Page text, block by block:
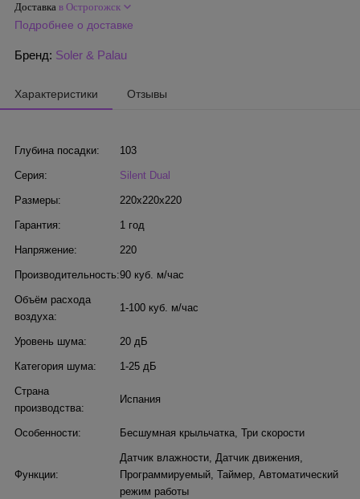
Доставка в Острогожск
Подробнее о доставке
Бренд: Soler & Palau
Характеристики Отзывы
Глубина посадки: 103
Серия: Silent Dual
Размеры: 220x220x220
Гарантия: 1 год
Напряжение: 220
Производительность:90 куб. м/час
Объём расхода
воздуха:
1-100 куб. м/час
Уровень шума: 20 дБ
Категория шума: 1-25 дБ
Страна
производства:
Испания
Особенности: Бесшумная крыльчатка, Три скорости
Функции:
Датчик влажности, Датчик движения,
Программируемый, Таймер, Автоматический
режим работы